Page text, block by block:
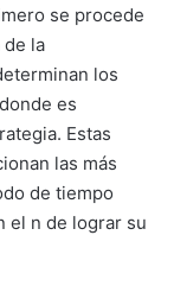
se procede
de la
los
es
Estas
las más
de tiempo
el n de lograr su